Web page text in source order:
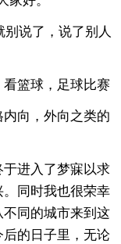
说了，说了别人
篮球，足球比赛
向，外向之类的
进入了梦寐以求
同时我也很荣幸
同的城市来到这
的日子里，无论